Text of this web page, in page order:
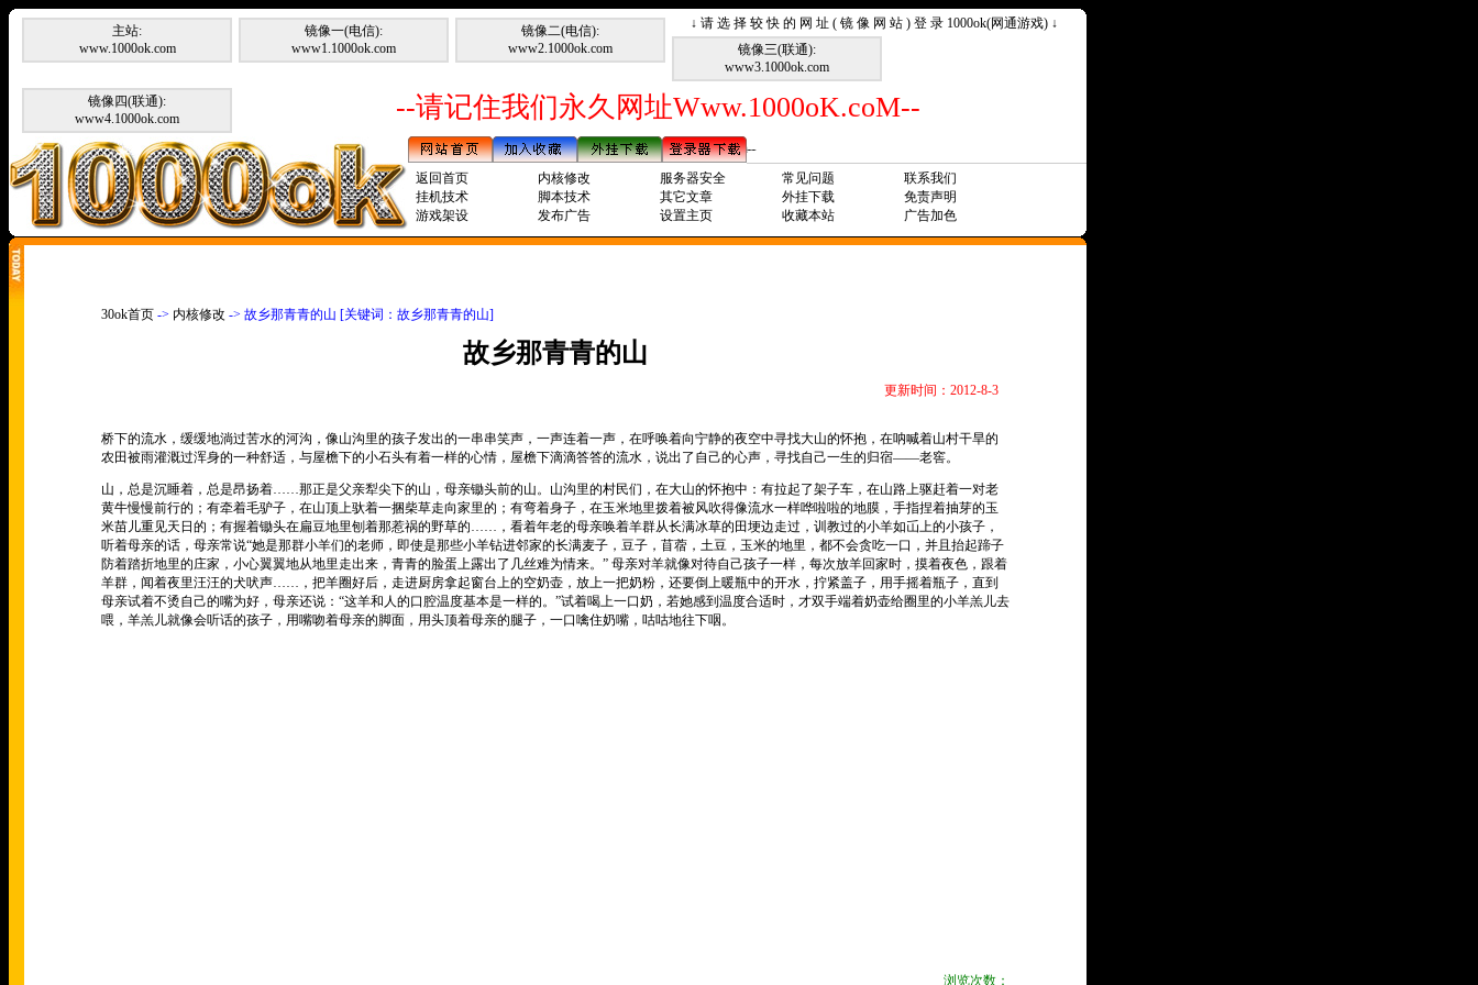
↓ 请 选 择 较 快 的 网 址 ( 镜 像 网 站 ) 登 录 1000ok(网通游戏) ↓
主站:
www.1000ok.com
镜像一(电信):
www1.1000ok.com
镜像二(电信):
www2.1000ok.com
镜像三(联通):
www3.1000ok.com
镜像四(联通):
www4.1000ok.com
--请记住我们永久网址Www.1000oK.coM--
返回首页
内核修改 服务器安全 常见问题
联系我们
挂机技术
脚本技术 其它文章 外挂下载
免责声明
游戏架设
发布广告 设置主页 收藏本站 广告加色
30ok首页 -> 内核修改 -> 故乡那青青的山 [关键词：故乡那青青的山]
故乡那青青的山
更新时间：2012-8-3
桥下的流水，缓缓地淌过苦水的河沟，像山沟里的孩子发出的一串串笑声，一声连着一声，在呼唤着向宁静的夜空中寻找大山的怀抱，在呐喊着山村干旱的
农田被雨灌溉过浑身的一种舒适，与屋檐下的小石头有着一样的心情，屋檐下滴滴答答的流水，说出了自己的心声，寻找自己一生的归宿——老窖。
山，总是沉睡着，总是昂扬着……那正是父亲犁尖下的山，母亲锄头前的山。山沟里的村民们，在大山的怀抱中：有拉起了架子车，在山路上驱赶着一对老
黄牛慢慢前行的；有牵着毛驴子，在山顶上驮着一捆柴草走向家里的；有弯着身子，在玉米地里拨着被风吹得像流水一样哗啦啦的地膜，手指捏着抽芽的玉
米苗儿重见天日的；有握着锄头在扁豆地里刨着那惹祸的野草的…… ，看着年老的母亲唤着羊群从长满冰草的田埂边走过，训教过的小羊如屲上的小孩子，
听着母亲的话，母亲常说“她是那群小羊们的老师，即使是那些小羊钻进邻家的长满麦子，豆子，苜蓿，土豆，玉米的地里，都不会贪吃一口，并且抬起蹄子
防着踏折地里的庄家，小心翼翼地从地里走出来，青青的脸蛋上露出了几丝难为情来。 ” 母亲对羊就像对待自己孩子一样，每次放羊回家时，摸着夜色，跟着
羊群，闻着夜里汪汪的犬吠声…… ，把羊圈好后，走进厨房拿起窗台上的空奶壶，放上一把奶粉，还要倒上暖瓶中的开水，拧紧盖子，用手摇着瓶子，直到
母亲试着不烫自己的嘴为好，母亲还说： “这羊和人的口腔温度基本是一样的。 ”试着喝上一口奶，若她感到温度合适时，才双手端着奶壶给圈里的小羊羔儿去
喂，羊羔儿就像会听话的孩子，用嘴吻着母亲的脚面，用头顶着母亲的腿子，一口噙住奶嘴，咕咕地往下咽。
浏览次数：